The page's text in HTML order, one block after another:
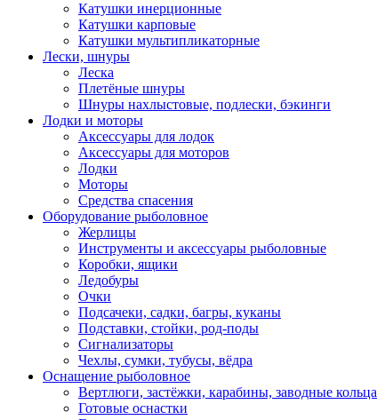
Катушки инерционные
Катушки карповые
Катушки мультипликаторные
Лески, шнуры
Леска
Плетёные шнуры
Шнуры нахлыстовые, подлески, бэкинги
Лодки и моторы
Аксессуары для лодок
Аксессуары для моторов
Лодки
Моторы
Средства спасения
Оборудование рыболовное
Жерлицы
Инструменты и аксессуары рыболовные
Коробки, ящики
Ледобуры
Очки
Подсачеки, садки, багры, куканы
Подставки, стойки, род-поды
Сигнализаторы
Чехлы, сумки, тубусы, вёдра
Оснащение рыболовное
Вертлюги, застёжки, карабины, заводные кольца
Готовые оснастки